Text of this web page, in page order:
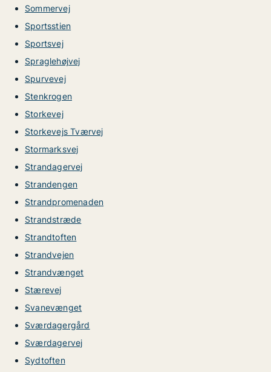
Sommervej
Sportsstien
Sportsvej
Spraglehøjvej
Spurvevej
Stenkrogen
Storkevej
Storkevejs Tværvej
Stormarksvej
Strandagervej
Strandengen
Strandpromenaden
Strandstræde
Strandtoften
Strandvejen
Strandvænget
Stærevej
Svanevænget
Sværdagergård
Sværdagervej
Sydtoften